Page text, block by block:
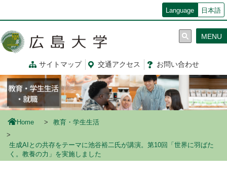
コ
ン
ツ
に
移
動
Language 日本語
サイトマップ 交通アクセス お問い合わせ
MENU
Home 教育・学生生活
生成AIとの共存をテーマに池谷裕二氏が講演。第10回「世界に羽ばた
く。教養の力」を実施しました